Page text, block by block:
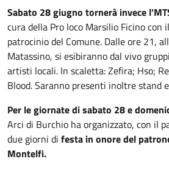
Sabato 28 giugno tornerà invece
cura della Pro loco Marsilio Ficino con
patrocinio del Comune. Dalle ore 21,
Matassino, si esibiranno dal vivo
artisti locali. In scaletta: Zefira; Hso;
Blood. Saranno presenti inoltre stand
Per le giornate di sabato 28 e
Arci di Burchio ha organizzato, con il
due giorni di festa in onore del
Montelfi.